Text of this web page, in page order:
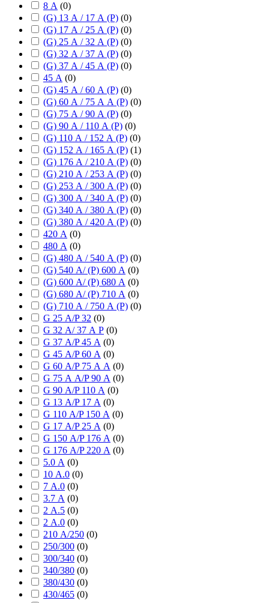
8 А (0)
(G) 13 А / 17 А (P) (0)
(G) 17 А / 25 А (P) (0)
(G) 25 А / 32 А (P) (0)
(G) 32 А / 37 А (P) (0)
(G) 37 А / 45 А (P) (0)
45 А (0)
(G) 45 А / 60 А (P) (0)
(G) 60 А / 75 А А (P) (0)
(G) 75 А / 90 А (P) (0)
(G) 90 А / 110 А (P) (0)
(G) 110 А / 152 А (P) (0)
(G) 152 А / 165 А (P) (1)
(G) 176 А / 210 А (P) (0)
(G) 210 А / 253 А (P) (0)
(G) 253 А / 300 А (P) (0)
(G) 300 А / 340 А (P) (0)
(G) 340 А / 380 А (P) (0)
(G) 380 А / 420 А (P) (0)
420 А (0)
480 А (0)
(G) 480 А / 540 А (P) (0)
(G) 540 А/ (P) 600 А (0)
(G) 600 А/ (P) 680 А (0)
(G) 680 А/ (P) 710 А (0)
(G) 710 А / 750 А (P) (0)
G 25 А/P 32 (0)
G 32 А/ 37 А P (0)
G 37 А/P 45 А (0)
G 45 А/P 60 А (0)
G 60 А/P 75 А А (0)
G 75 А А/P 90 А (0)
G 90 А/P 110 А (0)
G 13 А/P 17 А (0)
G 110 А/P 150 А (0)
G 17 А/P 25 А (0)
G 150 А/P 176 А (0)
G 176 А/P 220 А (0)
5.0 А (0)
10 А.0 (0)
7 А.0 (0)
3.7 А (0)
2 А.5 (0)
2 А.0 (0)
210 А/250 (0)
250/300 (0)
300/340 (0)
340/380 (0)
380/430 (0)
430/465 (0)